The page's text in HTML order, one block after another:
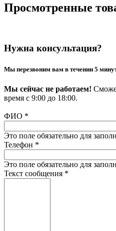
Просмотренные
Нужна консультация?
Мы перезвоним вам в течении 5
Мы сейчас не работаем!
время с 9:00 до 18:00.
ФИО *
Это поле обязательно для
Телефон *
Это поле обязательно для
Текст сообщения *